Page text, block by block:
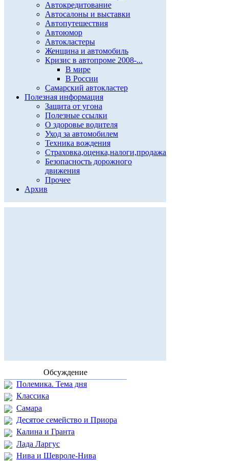
Автокредитование
Автосалоны и выставки
Автопутешествия
Автоюмор
Автокластеры
Женщина и автомобиль
Кризис в автопроме 2008-...
В мире
В России
Самарский автокластер
Полезная информация
Защита от угона
Полезные ссылки
О здоровье водителя
Уход за автомобилем
Техника вождения
Страховка,оценка,налоги,продажа
Безопасность дорожного
движения
Прочее
Архив
Обсуждение
Полемика. Тема дня
Классика
Самара
Десятое семейство и Приора
Калина и Гранта
Лада Ларгус
Нива и Шевроле-Нива